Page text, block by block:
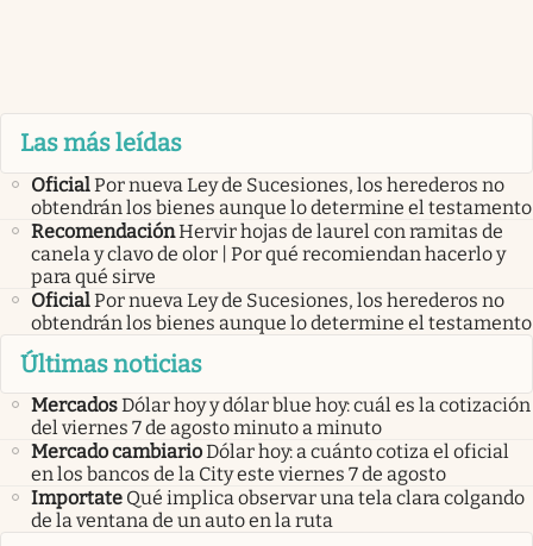
Las más leídas
OficialPor nueva Ley de Sucesiones, los herederos no
obtendrán los bienes aunque lo determine el testamento
RecomendaciónHervir hojas de laurel con ramitas de
canela y clavo de olor | Por qué recomiendan hacerlo y
para qué sirve
OficialPor nueva Ley de Sucesiones, los herederos no
obtendrán los bienes aunque lo determine el testamento
Últimas noticias
MercadosDólar hoy y dólar blue hoy: cuál es la cotización
del viernes 7 de agosto minuto a minuto
Mercado cambiarioDólar hoy: a cuánto cotiza el oficial
en los bancos de la City este viernes 7 de agosto
Importate Qué implica observar una tela clara colgando
de la ventana de un auto en la ruta